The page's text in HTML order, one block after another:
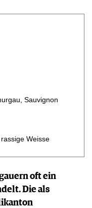
Sauvignon
Weisse
oft ein
Die als